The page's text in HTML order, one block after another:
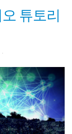
튜토리
.